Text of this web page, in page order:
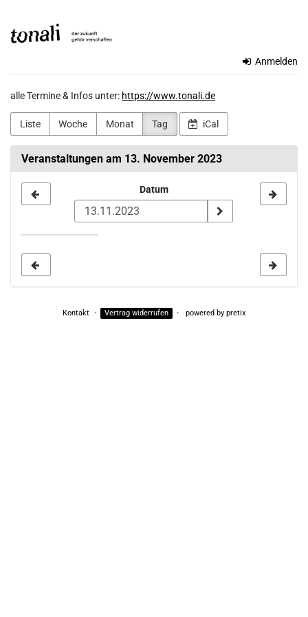
Haupt-
Inhalt
TONALi
Anmelden
alle Termine & Infos unter: https://www.tonali.de
Liste Woche Monat Tag iCal
Veranstaltungen am 13. November 2023
zur
Anzeige
Datum
Kontakt Vertrag widerrufen powered by pretix